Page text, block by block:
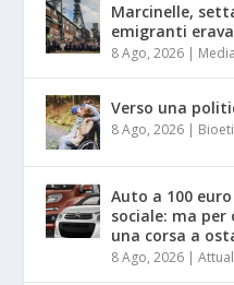
Marcinelle,
emigranti
8 Ago, 2026
Verso una
8 Ago, 2026
Auto a 100
sociale: ma
una corsa a
8 Ago, 2026 |